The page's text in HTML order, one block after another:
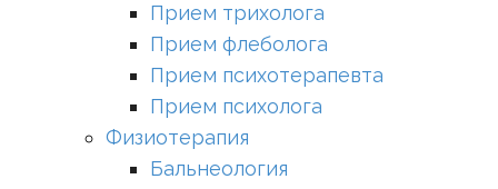
Прием трихолога
Прием флеболога
Прием психотерапевта
Прием психолога
Физиотерапия
Бальнеология